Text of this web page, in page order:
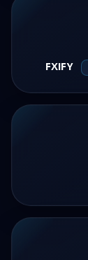
FXIFY